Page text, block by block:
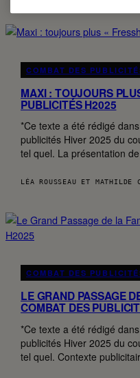
COMBAT DES
MAXI : TOUJOURS
PUBLICITÉS H2025
*Ce texte a été rédigé
publicités Hiver 2025 du
tel quel. La présentation
LÉA ROUSSEAU ET MATHILDE
COMBAT DES
LE GRAND PASSAGE
COMBAT DES
*Ce texte a été rédigé
publicités Hiver 2025 du
tel quel. Contexte